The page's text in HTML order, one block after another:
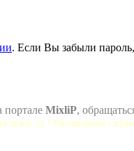
. Если Вы забыли
портале MixliP,
=) ! Различные